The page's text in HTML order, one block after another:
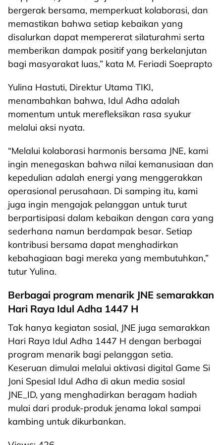
bergerak bersama, memperkuat kolaborasi, dan
memastikan bahwa setiap kebaikan yang
disalurkan dapat mempererat silaturahmi serta
memberikan dampak positif yang berkelanjutan
bagi masyarakat luas,” kata M. Feriadi Soeprapto
Yulina Hastuti, Direktur Utama TIKI,
menambahkan bahwa, Idul Adha adalah
momentum untuk merefleksikan rasa syukur
melalui aksi nyata.
“Melalui kolaborasi harmonis bersama JNE, kami
ingin menegaskan bahwa nilai kemanusiaan dan
kepedulian adalah energi yang menggerakkan
operasional perusahaan. Di samping itu, kami
juga ingin mengajak pelanggan untuk turut
berpartisipasi dalam kebaikan dengan cara yang
sederhana namun berdampak besar. Setiap
kontribusi bersama dapat menghadirkan
kebahagiaan bagi mereka yang membutuhkan,”
tutur Yulina.
Berbagai program menarik JNE semarakkan
Hari Raya Idul Adha 1447 H
Tak hanya kegiatan sosial, JNE juga semarakkan
Hari Raya Idul Adha 1447 H dengan berbagai
program menarik bagi pelanggan setia.
Keseruan dimulai melalui aktivasi digital Game Si
Joni Spesial Idul Adha di akun media sosial
JNE_ID, yang menghadirkan beragam hadiah
mulai dari produk-produk jenama lokal sampai
kambing untuk dikurbankan.